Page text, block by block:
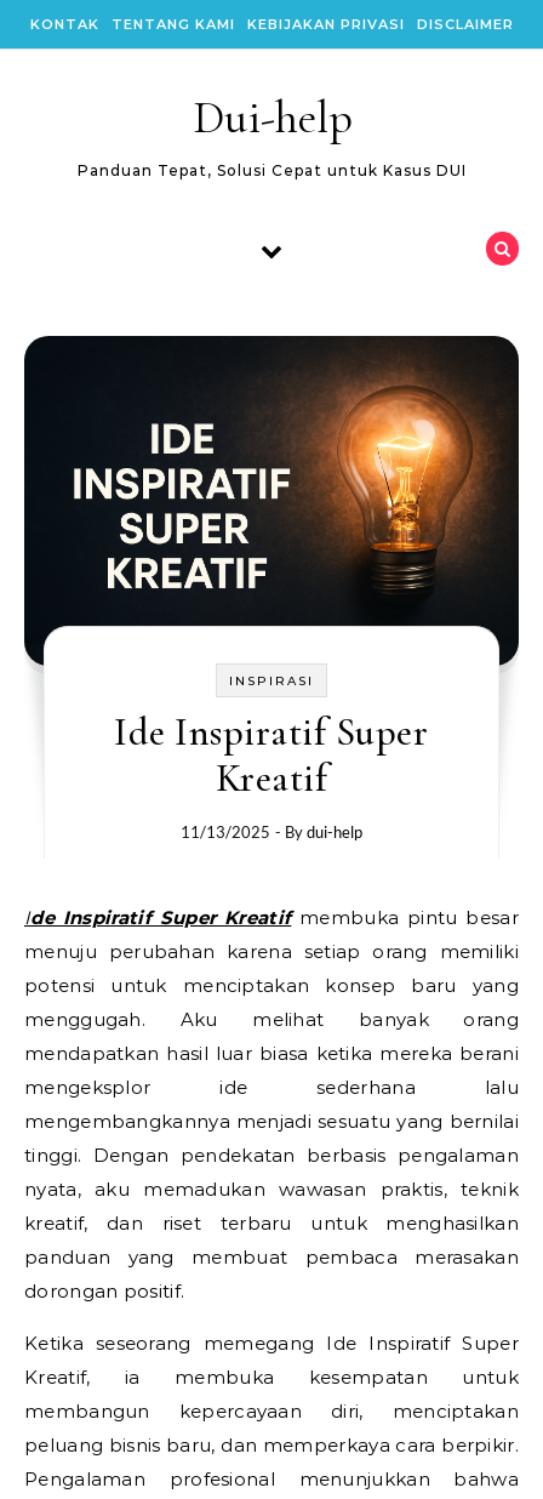
KONTAK TENTANG KAMI KEBIJAKAN PRIVASI DISCLAIMER
Dui-help
Panduan Tepat, Solusi Cepat untuk Kasus DUI
INSPIRASI
Ide Inspiratif Super
Kreatif
11/13/2025 - Bydui-help
Ide Inspiratif Super Kreatifmembuka pintu besar
menuju perubahan karena setiap orang memiliki
potensi untuk menciptakan konsep baru yang
menggugah. Aku melihat banyak orang
mendapatkan hasil luar biasa ketika mereka berani
mengeksplor ide sederhana lalu
mengembangkannya menjadi sesuatu yang bernilai
tinggi. Dengan pendekatan berbasis pengalaman
nyata, aku memadukan wawasan praktis, teknik
kreatif, dan riset terbaru untuk menghasilkan
panduan yang membuat pembaca merasakan
dorongan positif.
Ketika seseorang memegang Ide Inspiratif Super
Kreatif, ia membuka kesempatan untuk
membangun kepercayaan diri, menciptakan
peluang bisnis baru, dan memperkaya cara berpikir.
Pengalaman profesional menunjukkan bahwa